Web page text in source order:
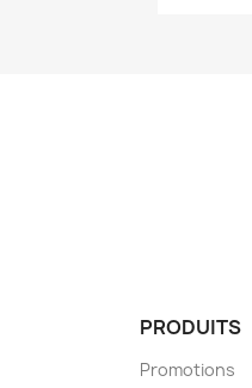
PRODUITS
Promotions